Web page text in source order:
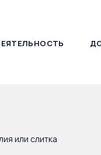
или слитка